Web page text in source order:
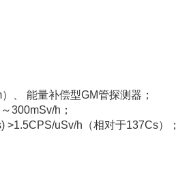
、 能量补偿型GM管探测器；
300mSv/h；
uSv/h（相对于137Cs）；